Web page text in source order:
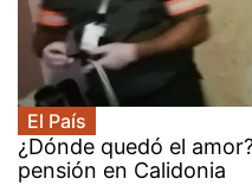
El País
¿Dónde quedó el
pensión en Calidonia